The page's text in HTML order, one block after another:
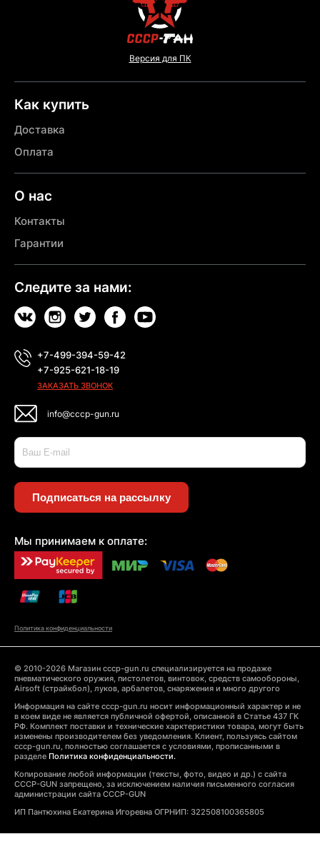
Версия для ПК
Как купить
Доставка
Оплата
О нас
Контакты
Гарантии
Следите за нами:
+7-499-394-59-42
+7-925-621-18-19
ЗАКАЗАТЬ ЗВОНОК
info@cccp-gun.ru
Подписаться на рассылку
Мы принимаем к оплате:
Политика конфиденциальности
© 2010-2026 Магазин cccp-gun.ru специализируется на продаже
пневматического оружия, пистолетов, винтовок, средств самообороны,
Airsoft (страйкбол), луков, арбалетов, снаряжения и много другого
Информация на сайте cccp-gun.ru носит информационный характер и не
в коем виде не является публичной офертой, описанной в Статье 437 ГК
РФ. Комплект поставки и технические харктеристики товара, могут быть
изменены производителем без уведомления. Клиент, пользуясь сайтом
cccp-gun.ru, полностью соглашается с условиями, прописанными в
разделе Политика конфиденциальности.
Копирование любой информации (тексты, фото, видео и др.) с сайта
CCCP-GUN запрещено, за исключением наличия письменного согласия
администрации сайта CCCP-GUN
ИП Пантюхина Екатерина Игоревна ОГРНИП: 322508100365805